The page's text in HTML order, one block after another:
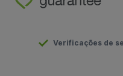
Verificações de